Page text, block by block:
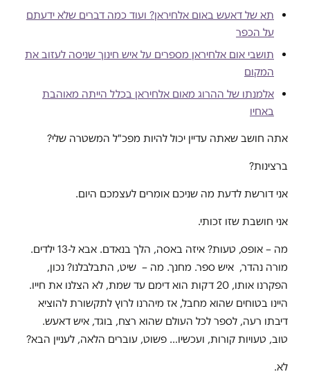
תא של דאעש באום אלחיראן? ועוד כמה דברים שלא ידעתם
על הכפר
תושבי אום אלחיראן מספרים על איש חינוך שניסה לעזוב את
המקום
אלמנתו של ההרוג מאום אלחיראן בכלל הייתה מאוהבת
באחיו
אתה חושב שאתה עדיין יכול להיות מפכ"ל המשטרה שלי?
ברצינות?
אני דורשת לדעת מה שניכם אומרים לעצמכם היום.
אני חושבת שזו זכותי.
מה – אופס, טעות? איזה באסה, הלך בנאדם. אבא ל-13 ילדים.
מורה נהדר, איש ספר. מחנך. מה – שיט, התבלבלנו? נכון,
הפקרנו אותו, 20 דקות הוא דימם עד שמת, לא הצלנו את חייו.
היינו בטוחים שהוא מחבל, אז מיהרנו לרוץ לתקשורת להוציא
דיבתו רעה, לספר לכל העולם שהוא רצח, בוגד, איש דאעש.
טוב, טעויות קורות, ועכשיו… פשוט, עוברים הלאה, לעניין הבא?
לא.